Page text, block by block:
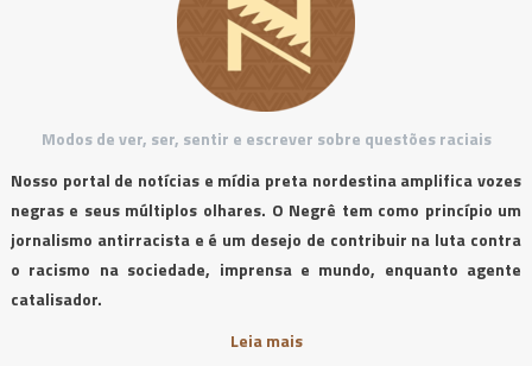
Modos de ver, ser, sentir e escrever sobre questões raciais
Nosso portal de notícias e mídia preta nordestina amplifica vozes
negras e seus múltiplos olhares. O Negrê tem como princípio um
jornalismo antirracista e é um desejo de contribuir na luta contra
o racismo na sociedade, imprensa e mundo, enquanto agente
catalisador.
Leia mais